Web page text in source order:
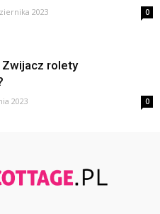
2023 0
rolety
2023 0